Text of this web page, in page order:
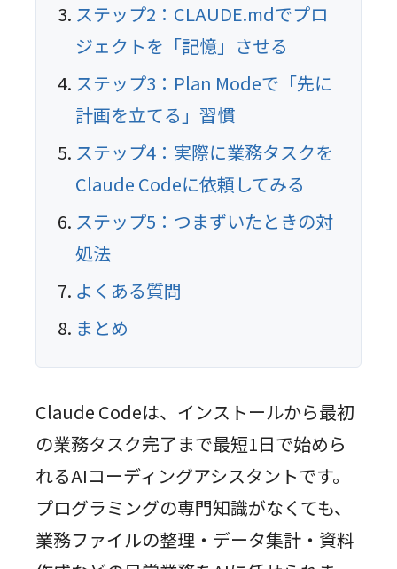
ステップ2：CLAUDE.mdでプロ
ジェクトを「記憶」させる
ステップ3：Plan Modeで「先に
計画を立てる」習慣
ステップ4：実際に業務タスクを
Claude Codeに依頼してみる
ステップ5：つまずいたときの対
処法
よくある質問
まとめ
Claude Codeは、インストールから最初
の業務タスク完了まで最短1日で始めら
れるAIコーディングアシスタントです。
プログラミングの専門知識がなくても、
業務ファイルの整理・データ集計・資料